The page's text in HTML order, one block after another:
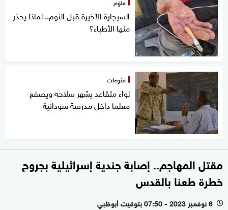
السيجارة الأخيرة قبل النوم.. لماذا يحذر
منها الأطباء؟
منوعات
لواء متقاعد يشهر سلاحه ويصفع
معلما داخل مدرسة سودانية
مقتل المهاجم.. إصابة جندية إسرائيلية بجروح
خطرة طعنا بالقدس
l 6 نوفمبر 2023 - 07:50 بتوقيت أبوظبي